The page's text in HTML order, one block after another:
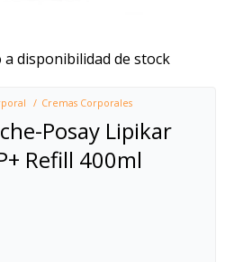
disponibilidad de stock
Cremas Corporales
Posay Lipikar
Refill 400ml